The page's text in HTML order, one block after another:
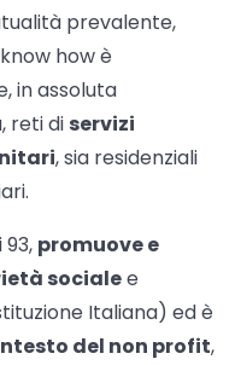
prevalente,
how è
in assoluta
reti di servizi
, sia residenziali
promuove e
socialee
Italiana) ed è
del non profit,